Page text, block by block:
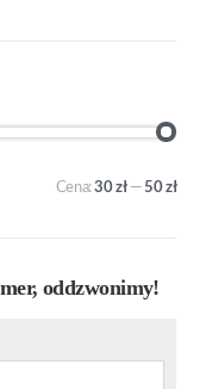
Cena:30 zł—50 zł
oddzwonimy!